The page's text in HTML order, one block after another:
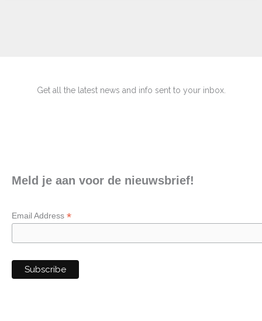
Get all the latest news and info sent to your inbox.
Meld je aan voor de nieuwsbrief!
Email Address *